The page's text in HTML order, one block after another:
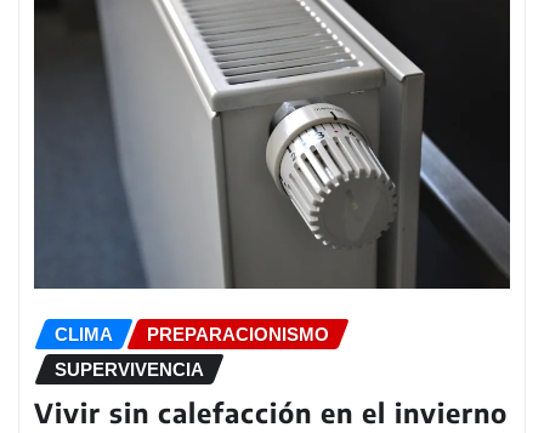
CLIMA
PREPARACIONISMO
SUPERVIVENCIA
Vivir sin calefacción en el invierno